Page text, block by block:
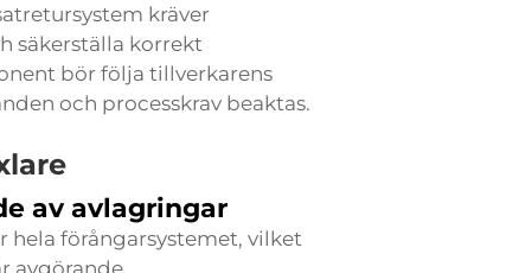
kräver
säkerställa korrekt
bör följa tillverkarens
och processkrav beaktas.
av avlagringar
hela förångarsystemet, vilket
avgörande